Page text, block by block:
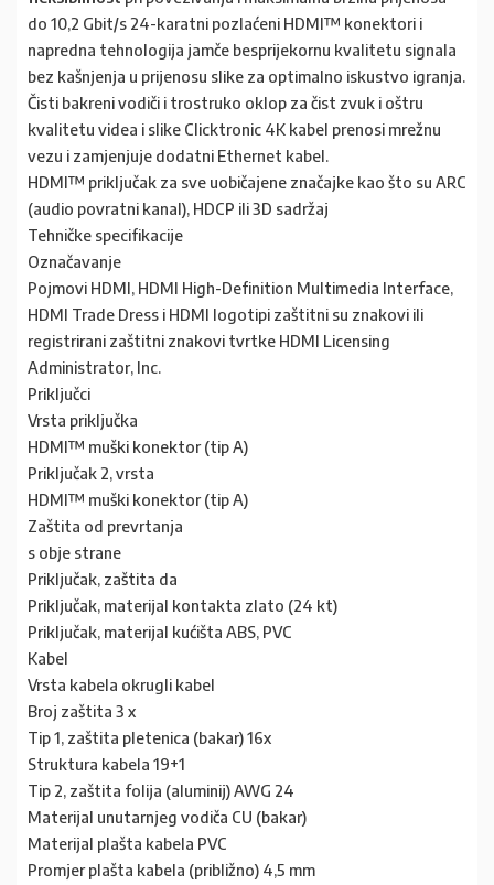
do 10,2 Gbit/s 24-karatni pozlaćeni HDMI™ konektori i
napredna tehnologija jamče besprijekornu kvalitetu signala
bez kašnjenja u prijenosu slike za optimalno iskustvo igranja.
Čisti bakreni vodiči i trostruko oklop za čist zvuk i oštru
kvalitetu videa i slike Clicktronic 4K kabel prenosi mrežnu
vezu i zamjenjuje dodatni Ethernet kabel.
HDMI™ priključak za sve uobičajene značajke kao što su ARC
(audio povratni kanal), HDCP ili 3D sadržaj
Tehničke specifikacije
Označavanje
Pojmovi HDMI, HDMI High-Definition Multimedia Interface,
HDMI Trade Dress i HDMI logotipi zaštitni su znakovi ili
registrirani zaštitni znakovi tvrtke HDMI Licensing
Administrator, Inc.
Priključci
Vrsta priključka
HDMI™ muški konektor (tip A)
Priključak 2, vrsta
HDMI™ muški konektor (tip A)
Zaštita od prevrtanja
s obje strane
Priključak, zaštita da
Priključak, materijal kontakta zlato (24 kt)
Priključak, materijal kućišta ABS, PVC
Kabel
Vrsta kabela okrugli kabel
Broj zaštita 3 x
Tip 1, zaštita pletenica (bakar) 16x
Struktura kabela 19+1
Tip 2, zaštita folija (aluminij) AWG 24
Materijal unutarnjeg vodiča CU (bakar)
Materijal plašta kabela PVC
Promjer plašta kabela (približno) 4,5 mm